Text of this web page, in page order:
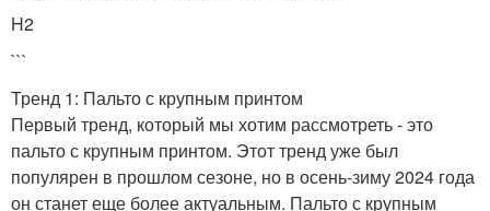
H2
```
Тренд 1: Пальто с крупным принтом
Первый тренд, который мы хотим рассмотреть - это
пальто с крупным принтом. Этот тренд уже был
популярен в прошлом сезоне, но в осень-зиму 2024 года
он станет еще более актуальным. Пальто с крупным